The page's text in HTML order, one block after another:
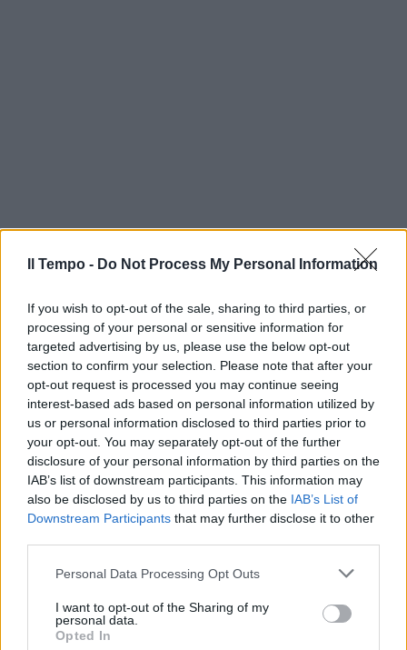
Il Tempo - Do Not Process My Personal Information
If you wish to opt-out of the sale, sharing to third parties, or
processing of your personal or sensitive information for
targeted advertising by us, please use the below opt-out
section to confirm your selection. Please note that after your
opt-out request is processed you may continue seeing
interest-based ads based on personal information utilized by
us or personal information disclosed to third parties prior to
your opt-out. You may separately opt-out of the further
disclosure of your personal information by third parties on the
IAB’s list of downstream participants. This information may
also be disclosed by us to third parties on the IAB’s List of
Downstream Participants that may further disclose it to other
Personal Data Processing Opt Outs
I want to opt-out of the Sharing of my
personal data.
Opted In